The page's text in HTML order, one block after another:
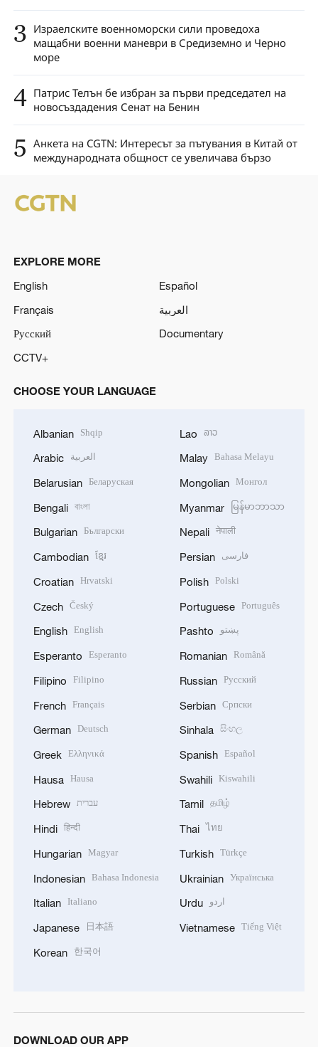
3 Израелските военноморски сили проведоха
мащабни военни маневри в Средиземно и Черно
море
4 Патрис Телън бе избран за първи председател на
новосъздадения Сенат на Бенин
5 Анкета на CGTN: Интересът за пътувания в Китай от
международната общност се увеличава бързо
EXPLORE MORE
English
Español
Français
العربية
Русский
Documentary
CCTV+
CHOOSE YOUR LANGUAGE
Albanian Shqip
Arabic العربية
Belarusian Беларуская
Bengali বাংলা
Bulgarian Български
Cambodian ខ្មែរ
Croatian Hrvatski
Czech Český
English English
Esperanto Esperanto
Filipino Filipino
French Français
German Deutsch
Greek Ελληνικά
Hausa Hausa
Hebrew עברית
Hindi हिन्दी
Hungarian Magyar
Indonesian Bahasa Indonesia
Italian Italiano
Japanese 日本語
Korean 한국어
Lao ລາວ
Malay Bahasa Melayu
Mongolian Монгол
Myanmar မြန်မာဘာသာ
Nepali नेपाली
Persian فارسی
Polish Polski
Portuguese Português
Pashto پښتو
Romanian Română
Russian Русский
Serbian Српски
Sinhala සිංහල
Spanish Español
Swahili Kiswahili
Tamil தமிழ்
Thai ไทย
Turkish Türkçe
Ukrainian Українська
Urdu اردو
Vietnamese Tiếng Việt
DOWNLOAD OUR APP